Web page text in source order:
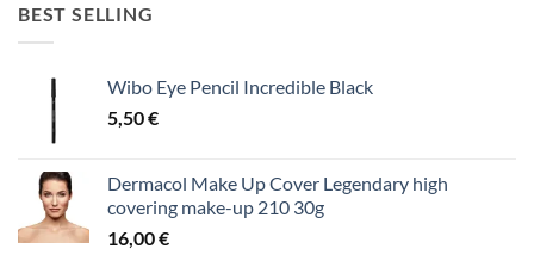
BEST SELLING
Wibo Eye Pencil Incredible Black
5,50€
Dermacol Make Up Cover Legendary high
covering make-up 210 30g
16,00€